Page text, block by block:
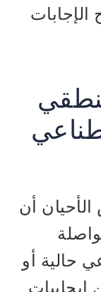
أن
حالية أو
إيجابيات